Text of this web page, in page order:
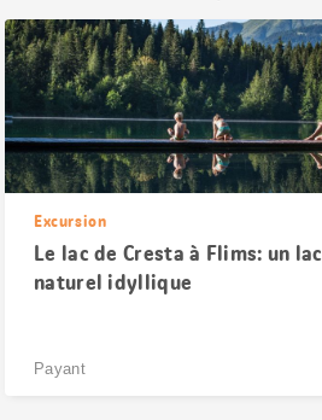
résultats
Excursion
Le lac de Cresta à Flims: un lac
naturel idyllique
Payant